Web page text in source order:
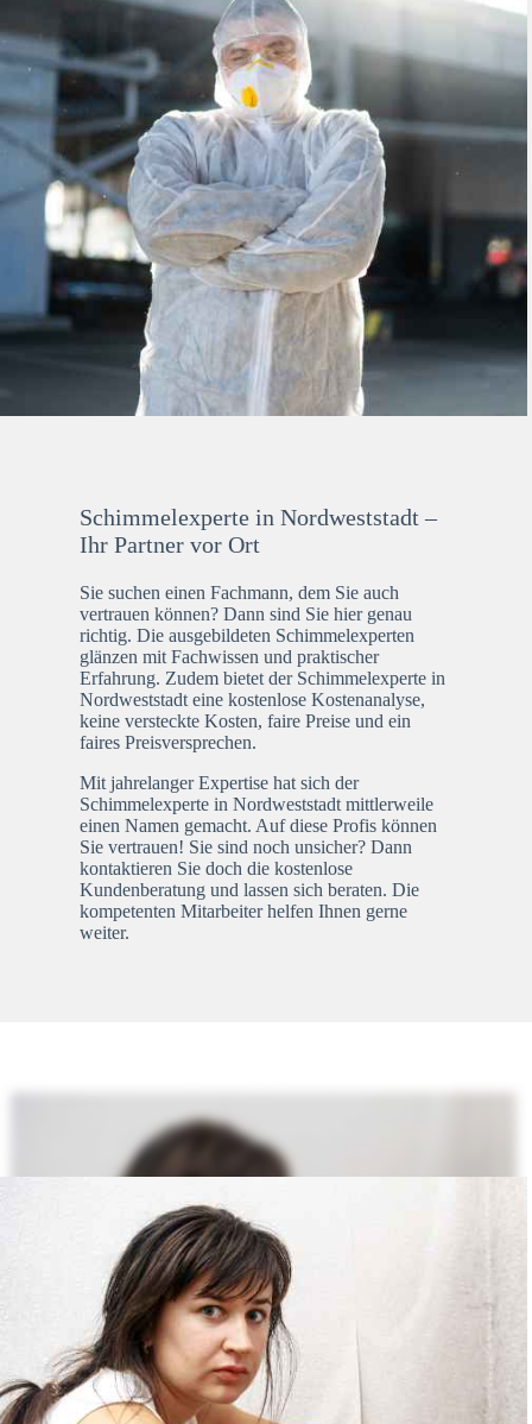
Schimmelexperte in Nordweststadt –
Ihr Partner vor Ort
Sie suchen einen Fachmann, dem Sie auch
vertrauen können? Dann sind Sie hier genau
richtig. Die ausgebildeten Schimmelexperten
glänzen mit Fachwissen und praktischer
Erfahrung. Zudem bietet der Schimmelexperte in
Nordweststadt eine kostenlose Kostenanalyse,
keine versteckte Kosten, faire Preise und ein
faires Preisversprechen.
Mit jahrelanger Expertise hat sich der
Schimmelexperte in Nordweststadt mittlerweile
einen Namen gemacht. Auf diese Profis können
Sie vertrauen! Sie sind noch unsicher? Dann
kontaktieren Sie doch die kostenlose
Kundenberatung und lassen sich beraten. Die
kompetenten Mitarbeiter helfen Ihnen gerne
weiter.